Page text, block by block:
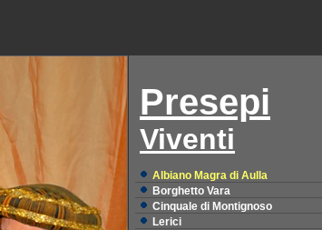
Presepi
Viventi
Albiano Magra di Aulla
Borghetto Vara
Cinquale di Montignoso
Lerici